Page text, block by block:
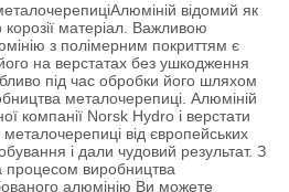
відомий як
корозії матеріал. Важливою
з полімерним покриттям є
на верстатах без ушкодження
під час обробки його шляхом
металочерепиці. Алюміній
компанії Norsk Hydro і верстати
від європейських
і дали чудовий результат. З
процесом виробництва
алюмінію Ви можете